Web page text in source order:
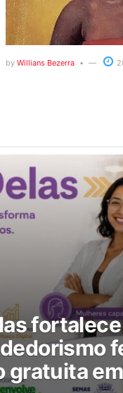
by Willians Bezerra
gratuita